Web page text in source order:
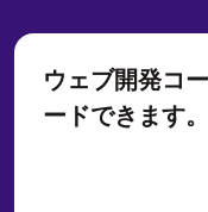
ウェブ開発コ
ードできます。